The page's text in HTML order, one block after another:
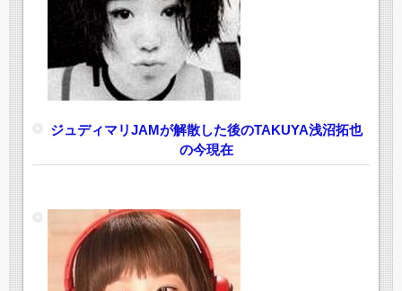
ジュディマリJAMが解散した後のTAKUYA浅沼拓也
の今現在